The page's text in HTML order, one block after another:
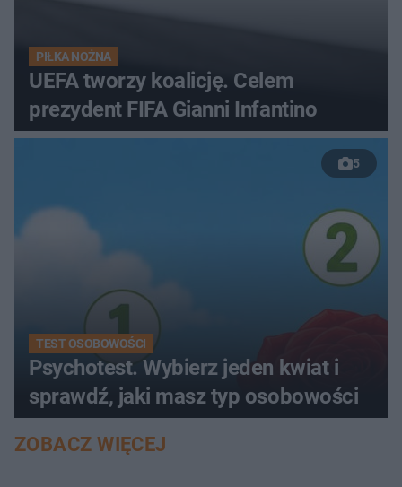
PIŁKA NOŻNA
UEFA tworzy koalicję. Celem
prezydent FIFA Gianni Infantino
5
TEST OSOBOWOŚCI
Psychotest. Wybierz jeden kwiat i
sprawdź, jaki masz typ osobowości
ZOBACZ WIĘCEJ